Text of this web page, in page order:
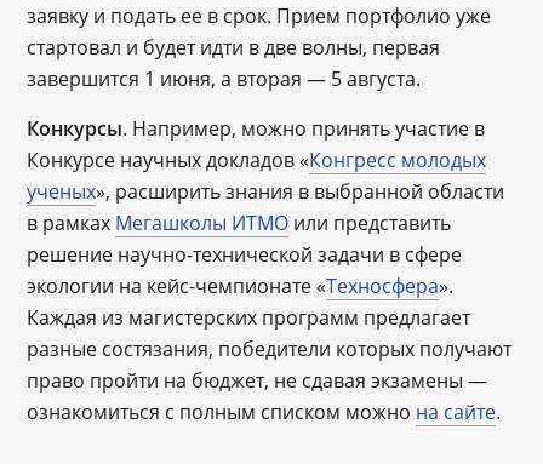
заявку и подать ее в срок. Прием портфолио уже
стартовал и будет идти в две волны, первая
завершится 1 июня, а вторая — 5 августа.
Конкурсы. Например, можно принять участие в
Конкурсе научных докладов «Конгресс молодых
ученых», расширить знания в выбранной области
в рамках Мегашколы ИТМО или представить
решение научно-технической задачи в сфере
экологии на кейс-чемпионате «Техносфера».
Каждая из магистерских программ предлагает
разные состязания, победители которых получают
право пройти на бюджет, не сдавая экзамены —
ознакомиться с полным списком можно на сайте.